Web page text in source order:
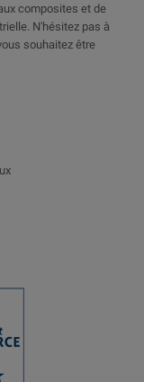
composites et de
N'hésitez pas à
souhaitez être